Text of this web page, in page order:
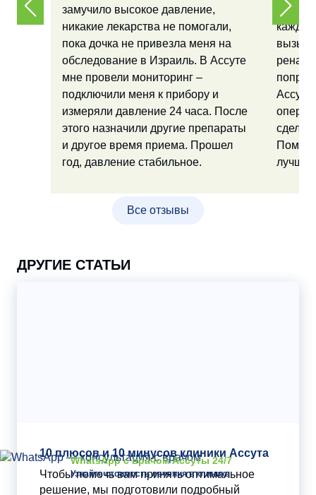
замучило высокое давление,
никакие лекарства не помогали,
пока дочка не привезла меня на
обследование в Израиль. В Ассуте
мне провели мониторинг –
подключили меня к прибору и
измеряли давление 24 часа. После
этого назначили другие препараты
и другое время приема. Прошел
год, давление стабильное.
лучше.
Все отзывы
ДРУГИЕ СТАТЬИ
10 плюсов и 10 минусов клиники Ассута
Чтобы помочь вам принять оптимальное
решение, мы подготовили подробный
WhatsApp с врачом Ассуты 24/7
Узнайте стоимость лечения в клинике